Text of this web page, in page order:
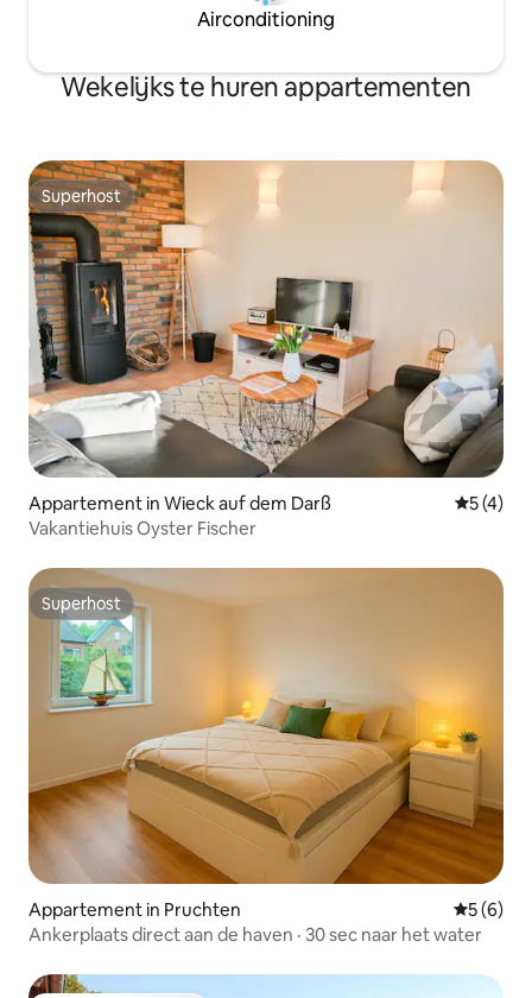
Airconditioning
Wekelijks te huren appartementen
Superhost
Superhost
Appartement in Wieck auf dem Darß
5 (4)
Vakantiehuis Oyster Fischer
Superhost
Superhost
Appartement in Pruchten
5 (6)
Ankerplaats direct aan de haven · 30 sec naar het water